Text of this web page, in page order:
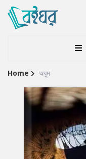
Site
Breadcrumb
Home অঘুম